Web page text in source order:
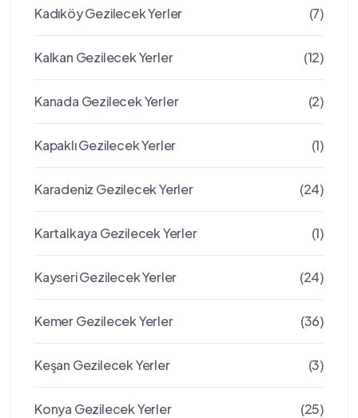
Kadıköy Gezilecek Yerler (7)
Kalkan Gezilecek Yerler (12)
Kanada Gezilecek Yerler (2)
Kapaklı Gezilecek Yerler (1)
Karadeniz Gezilecek Yerler (24)
Kartalkaya Gezilecek Yerler (1)
Kayseri Gezilecek Yerler (24)
Kemer Gezilecek Yerler (36)
Keşan Gezilecek Yerler (3)
Konya Gezilecek Yerler (25)